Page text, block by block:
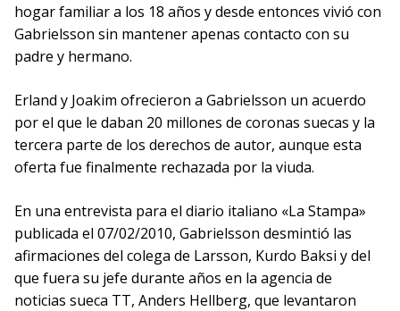
hogar familiar a los 18 años y desde entonces vivió con
Gabrielsson sin mantener apenas contacto con su
padre y hermano.
Erland y Joakim ofrecieron a Gabrielsson un acuerdo
por el que le daban 20 millones de coronas suecas y la
tercera parte de los derechos de autor, aunque esta
oferta fue finalmente rechazada por la viuda.
En una entrevista para el diario italiano «La Stampa»
publicada el 07/02/2010, Gabrielsson desmintió las
afirmaciones del colega de Larsson, Kurdo Baksi y del
que fuera su jefe durante años en la agencia de
noticias sueca TT, Anders Hellberg, que levantaron